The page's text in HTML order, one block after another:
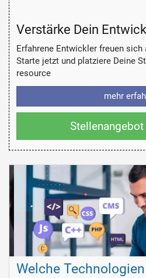
Verstärke Dein
Erfahrene Entwickler freuen sich
Starte jetzt und platziere Deine
resource
mehr
Welche